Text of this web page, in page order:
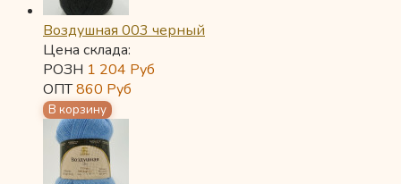
Воздушная 003 черный
Цена склада:
РОЗН 1 204 Руб
ОПТ860 Руб